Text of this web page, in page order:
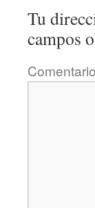
Tu
campos
Comentario